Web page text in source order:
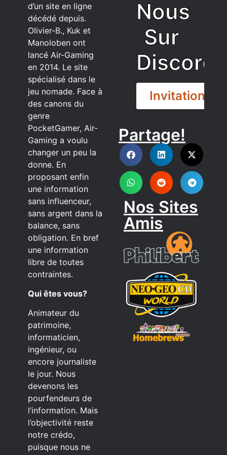
d’un site en ligne
décédé depuis.
Olivier-B., Kuk et
Manoloben ont
lancé Air-Gaming
en 2014. Le site
spécialisé dans le
jeu nomade. Face à
des canons du
genre
PocketGamer, Air-
Gaming a voulu
changer un peu la
donne. En
proposant enfin
une information
sans influenceur,
sans argent dans la
balance, sans
obligation. En bref
une information
libre de toutes
contraintes.
Qui êtes vous?
Animateur du
patrimoine,
informaticien,
ingénieur, ou
encore journaliste
le jour. Nous
devenons les
pourfendeurs de
l’information. Mais
l’objectivité reste
notre crédo,
puisque nous ne
Nous
Sur
Discord
Invitation
DISCORD
Partage!
Nos Sites
Amis